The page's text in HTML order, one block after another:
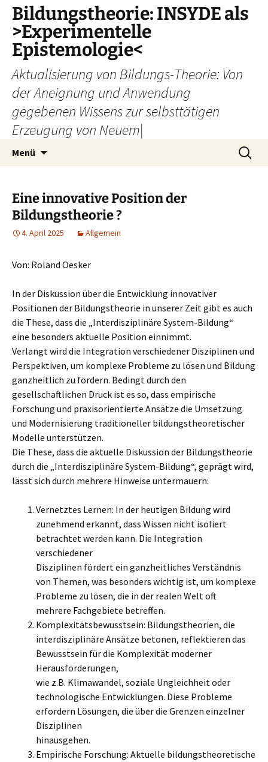
Zum
Inhalt
springen
Bildungstheorie: INSYDE als
>Experimentelle
Epistemologie<
Aktualisierung von Bildungs-Theorie: Von
der Aneignung und Anwendung
gegebenen Wissens zur selbsttätigen
Erzeugung von Neuem|
Menü
Suchen
nach:
Eine innovative Position der
Bildungstheorie ?
4. April 2025 Allgemein
Von: Roland Oesker
In der Diskussion über die Entwicklung innovativer
Positionen der Bildungstheorie in unserer Zeit gibt es auch
die These, dass die „Interdisziplinäre System-Bildung“
eine besonders aktuelle Position einnimmt.
Verlangt wird die Integration verschiedener Disziplinen und
Perspektiven, um komplexe Probleme zu lösen und Bildung
ganzheitlich zu fördern. Bedingt durch den
gesellschaftlichen Druck ist es so, dass empirische
Forschung und praxisorientierte Ansätze die Umsetzung
und Modernisierung traditioneller bildungstheoretischer
Modelle unterstützen.
Die These, dass die aktuelle Diskussion der Bildungstheorie
durch die „Interdisziplinäre System-Bildung“, geprägt wird,
lässt sich durch mehrere Hinweise untermauern:
Vernetztes Lernen: In der heutigen Bildung wird
zunehmend erkannt, dass Wissen nicht isoliert
betrachtet werden kann. Die Integration
verschiedener
Disziplinen fördert ein ganzheitliches Verständnis
von Themen, was besonders wichtig ist, um komplexe
Probleme zu lösen, die in der realen Welt oft
mehrere Fachgebiete betreffen.
Komplexitätsbewusstsein: Bildungstheorien, die
interdisziplinäre Ansätze betonen, reflektieren das
Bewusstsein für die Komplexität moderner
Herausforderungen,
wie z.B. Klimawandel, soziale Ungleichheit oder
technologische Entwicklungen. Diese Probleme
erfordern Lösungen, die über die Grenzen einzelner
Disziplinen
hinausgehen.
Empirische Forschung: Aktuelle bildungstheoretische